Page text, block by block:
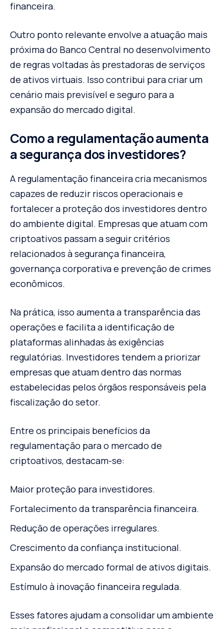
financeira.
Outro ponto relevante envolve a atuação mais
próxima do Banco Central no desenvolvimento
de regras voltadas às prestadoras de serviços
de ativos virtuais. Isso contribui para criar um
cenário mais previsível e seguro para a
expansão do mercado digital.
Como a regulamentação aumenta
a segurança dos investidores?
A regulamentação financeira cria mecanismos
capazes de reduzir riscos operacionais e
fortalecer a proteção dos investidores dentro
do ambiente digital. Empresas que atuam com
criptoativos passam a seguir critérios
relacionados à segurança financeira,
governança corporativa e prevenção de crimes
econômicos.
Na prática, isso aumenta a transparência das
operações e facilita a identificação de
plataformas alinhadas às exigências
regulatórias. Investidores tendem a priorizar
empresas que atuam dentro das normas
estabelecidas pelos órgãos responsáveis pela
fiscalização do setor.
Entre os principais benefícios da
regulamentação para o mercado de
criptoativos, destacam-se:
Maior proteção para investidores.
Fortalecimento da transparência financeira.
Redução de operações irregulares.
Crescimento da confiança institucional.
Expansão do mercado formal de ativos digitais.
Estímulo à inovação financeira regulada.
Esses fatores ajudam a consolidar um ambiente